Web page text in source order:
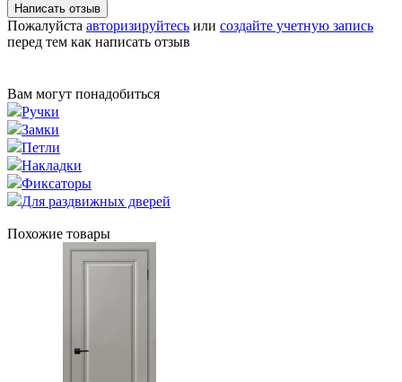
Написать отзыв
Пожалуйста авторизируйтесь или создайте учетную запись
перед тем как написать отзыв
Вам могут понадобиться
Ручки
Замки
Петли
Накладки
Фиксаторы
Для раздвижных дверей
Похожие товары